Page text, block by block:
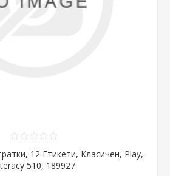
12 Етикети, Класичен, Play,
510, 189927